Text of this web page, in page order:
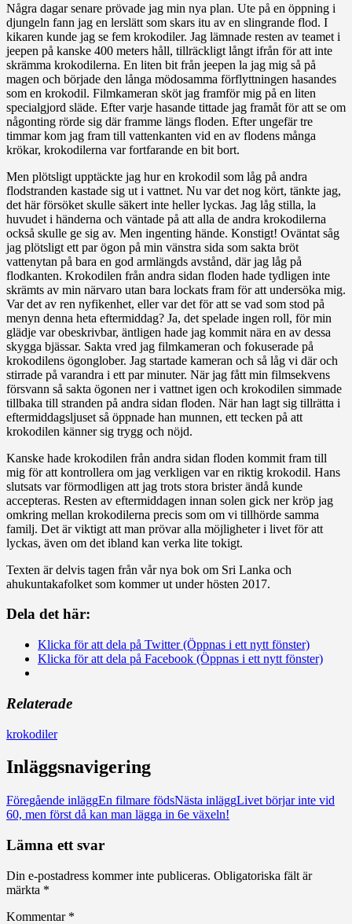
Några dagar senare prövade jag min nya plan. Ute på en öppning i
djungeln fann jag en lerslätt som skars itu av en slingrande flod. I
kikaren kunde jag se fem krokodiler. Jag lämnade resten av teamet i
jeepen på kanske 400 meters håll, tillräckligt långt ifrån för att inte
skrämma krokodilerna. En liten bit från jeepen la jag mig så på
magen och började den långa mödosamma förflyttningen hasandes
som en krokodil. Filmkameran sköt jag framför mig på en liten
specialgjord släde. Efter varje hasande tittade jag framåt för att se om
någonting rörde sig där framme längs floden. Efter ungefär tre
timmar kom jag fram till vattenkanten vid en av flodens många
krökar, krokodilerna var fortfarande en bit bort.
Men plötsligt upptäckte jag hur en krokodil som låg på andra
flodstranden kastade sig ut i vattnet. Nu var det nog kört, tänkte jag,
det här försöket skulle säkert inte heller lyckas. Jag låg stilla, la
huvudet i händerna och väntade på att alla de andra krokodilerna
också skulle ge sig av. Men ingenting hände. Konstigt! Oväntat såg
jag plötsligt ett par ögon på min vänstra sida som sakta bröt
vattenytan på bara en god armlängds avstånd, där jag låg på
flodkanten. Krokodilen från andra sidan floden hade tydligen inte
skrämts av min närvaro utan bara lockats fram för att undersöka mig.
Var det av ren nyfikenhet, eller var det för att se vad som stod på
menyn denna heta eftermiddag? Ja, det spelade ingen roll, för min
glädje var obeskrivbar, äntligen hade jag kommit nära en av dessa
skygga bjässar. Sakta vred jag filmkameran och fokuserade på
krokodilens ögonglober. Jag startade kameran och så låg vi där och
stirrade på varandra i ett par minuter. När jag fått min filmsekvens
försvann så sakta ögonen ner i vattnet igen och krokodilen simmade
tillbaka till stranden på andra sidan floden. När han lagt sig tillrätta i
eftermiddagsljuset så öppnade han munnen, ett tecken på att
krokodilen känner sig trygg och nöjd.
Kanske hade krokodilen från andra sidan floden kommit fram till
mig för att kontrollera om jag verkligen var en riktig krokodil. Hans
slutsats var förmodligen att jag trots stora brister ändå kunde
accepteras. Resten av eftermiddagen innan solen gick ner kröp jag
omkring mellan krokodilerna precis som om vi tillhörde samma
familj. Det är viktigt att man prövar alla möjligheter i livet för att
lyckas, även om det ibland kan verka lite tokigt.
Texten är delvis tagen från vår nya bok om Sri Lanka och
ahukuntakafolket som kommer ut under hösten 2017.
Dela det här:
Klicka för att dela på Twitter (Öppnas i ett nytt fönster)
Klicka för att dela på Facebook (Öppnas i ett nytt fönster)
Relaterade
krokodiler
Inläggsnavigering
Föregående inläggEn filmare födsNästa inläggLivet börjar inte vid
60, men först då kan man lägga in 6e växeln!
Lämna ett svar
Din e-postadress kommer inte publiceras. Obligatoriska fält är
märkta *
Kommentar *